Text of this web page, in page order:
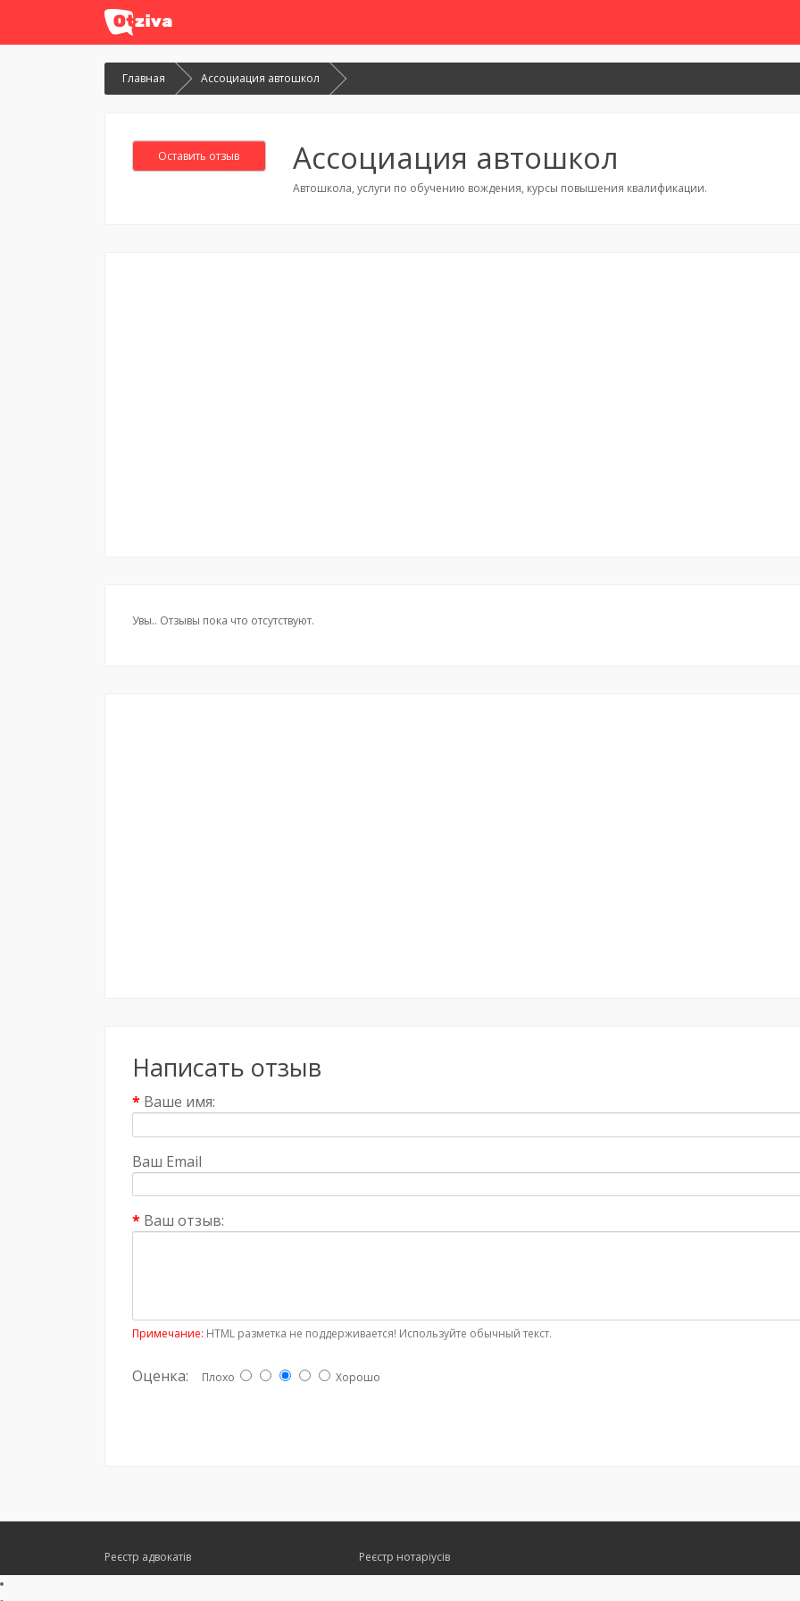
Главная Ассоциация автошкол
Оставить отзыв Ассоциация автошкол
Автошкола, услуги по обучению вождения, курсы повышения квалификации.
Увы.. Отзывы пока что отсутствуют.
Написать отзыв
Ваше имя:
Ваш Email
Ваш отзыв:
Примечание: HTML разметка не поддерживается! Используйте обычный текст.
Оценка: Плохо Хорошо
Реєстр адвокатів Реєстр нотаріусів